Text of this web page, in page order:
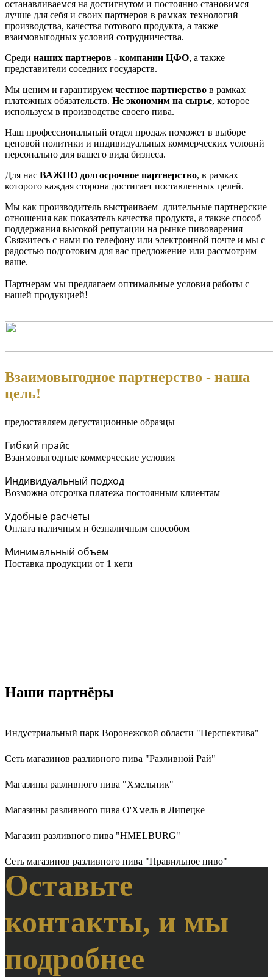
останавливаемся на достигнутом и постоянно становимся
лучше для себя и своих партнеров в рамках технологий
производства, качества готового продукта, а также
взаимовыгодных условий сотрудничества.
Среди наших партнеров - компании ЦФО, а также
представители соседних государств.
Мы ценим и гарантируем честное партнерство в рамках
платежных обязательств. Не экономим на сырье, которое
используем в производстве своего пива.
Наш профессиональный отдел продаж поможет в выборе
ценовой политики и индивидуальных коммерческих условий
персонально для вашего вида бизнеса.
Для нас ВАЖНО долгосрочное партнерство, в рамках
которого каждая сторона достигает поставленных целей.
Мы как производитель выстраиваем длительные партнерские
отношения как показатель качества продукта, а также способ
поддержания высокой репутации на рынке пивоварения
Свяжитесь с нами по телефону или электронной почте и мы с
радостью подготовим для вас предложение или рассмотрим
ваше.
Партнерам мы предлагаем оптимальные условия работы с
нашей продукцией!
Взаимовыгодное партнерство - наша
цель!
предоставляем дегустационные образцы
Гибкий прайс
Взаимовыгодные коммерческие условия
Индивидуальный подход
Возможна отсрочка платежа постоянным клиентам
Удобные расчеты
Оплата наличным и безналичным способом
Минимальный объем
Поставка продукции от 1 кеги
Наши партнёры
Индустриальный парк Воронежской области "Перспектива"
Сеть магазинов разливного пива "Разливной Рай"
Магазины разливного пива "Хмельник"
Магазины разливного пива О'Хмель в Липецке
Магазин разливного пива "HMELBURG"
Сеть магазинов разливного пива "Правильное пиво"
Оставьте
контакты, и мы
подробнее